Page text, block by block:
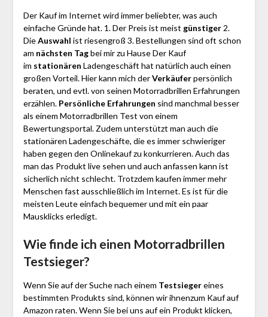
Der Kauf im Internet wird immer beliebter, was auch
einfache Gründe hat. 1. Der Preis ist meist günstiger2.
DieAuswahl ist riesengroß 3. Bestellungen sind oft schon
am nächsten Tagbei mir zu Hause Der Kauf
im stationären Ladengeschäft hat natürlich auch einen
großen Vorteil. Hier kann mich derVerkäuferpersönlich
beraten, und evtl. von seinen Motor­rad­brillen Erfahrungen
erzählen. Persönliche Erfahrungen sind manchmal besser
als einem Motor­rad­brillen Test von einem
Bewertungsportal. Zudem unterstützt man auch die
stationären Ladengeschäfte, die es immer schwieriger
haben gegen den Onlinekauf zu konkurrieren. Auch das
man das Produkt live sehen und auch anfassen kann ist
sicherlich nicht schlecht. Trotzdem kaufen immer mehr
Menschen fast ausschließlich im Internet. Es ist für die
meisten Leute einfach bequemer und mit ein paar
Mausklicks erledigt.
Wie finde ich einen Motor­rad­brillen
Testsieger?
Wenn Sie auf der Suche nach einem Testsiegereines
bestimmten Produkts sind, können wir ihnenzum Kauf auf
Amazon raten. Wenn Sie bei uns auf ein Produkt klicken,